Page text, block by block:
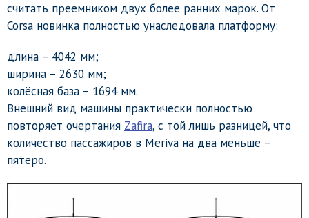
считать преемником двух более ранних марок. От
Corsa новинка полностью унаследовала платформу:
длина – 4042 мм;
ширина – 2630 мм;
колёсная база – 1694 мм.
Внешний вид машины практически полностью
повторяет очертания Zafira, с той лишь разницей, что
количество пассажиров в Meriva на два меньше –
пятеро.